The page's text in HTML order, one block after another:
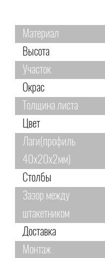
Материал
Высота
Участок
Окрас
Толщина листа
Цвет
Лаги(профиль
40х20х2мм)
Столбы
Зазор между
штакетником
Доставка
Монтаж